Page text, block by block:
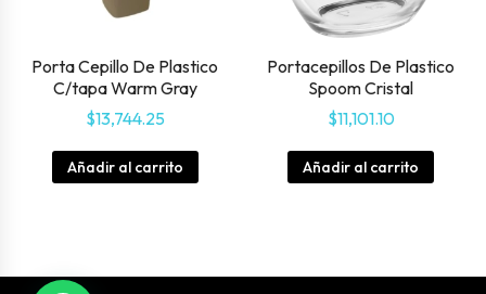
Porta Cepillo De Plastico
C/tapa Warm Gray
$13,744.25
Añadir al carrito
Portacepillos De Plastico
Spoom Cristal
$11,101.10
Añadir al carrito